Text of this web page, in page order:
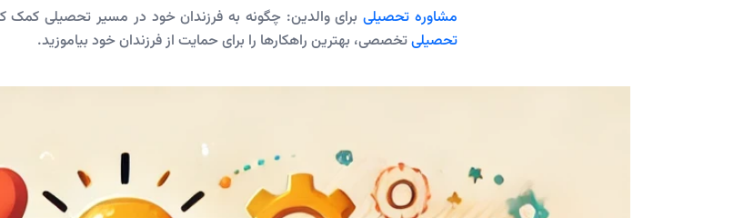
مشاوره تحصیلیبرای والدین: چگونه به فرزندان خود در مسیر تحصیلی کمک
تحصیلیتخصصی، بهترین راهکارها را برای حمایت از فرزندان خود بیاموزید.